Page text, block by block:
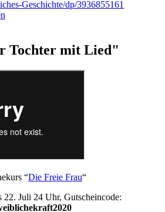
Geschichte/dp/3936855161
Tochter mit Lied"
“Die Freie Frau“
22. Juli 24 Uhr, Gutscheincode: